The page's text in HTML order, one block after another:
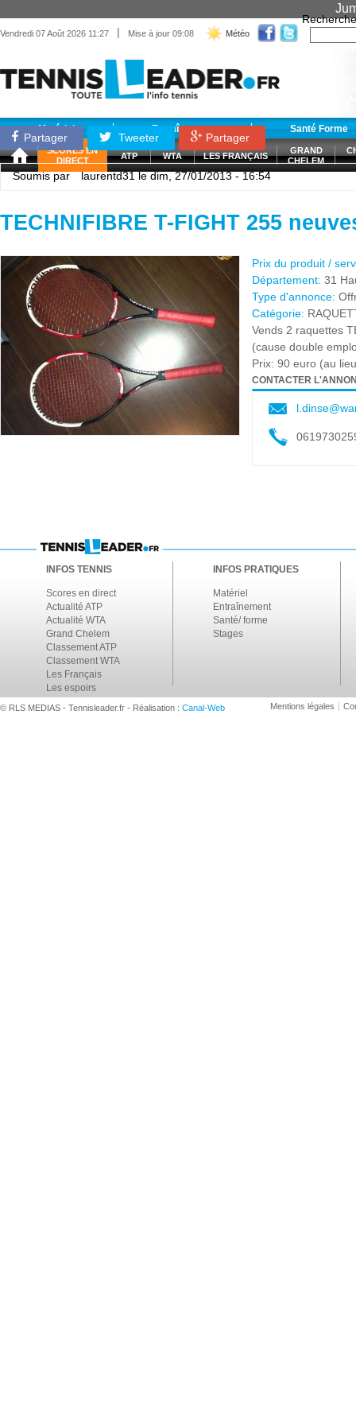
Vendredi 07 Août 2026 11:27 | Mise à jour 09:08 Météo
Matériel Entraînement Santé Forme
SCORES EN
DIRECT
ATP WTA LES FRANÇAIS
GRAND
CHELEM
Partager Tweeter Partager
Soumis par laurentd31le dim, 27/01/2013 - 16:54
TECHNIFIBRE T-FIGHT 255
Prix du produit /
Département: 31
Type d'annonce:
Catégorie:
Vends 2 raquettes
(cause double
Prix: 90 euro (au
CONTACTER
INFOS TENNIS
Scores en direct
Actualité ATP
Actualité WTA
Grand Chelem
Classement ATP
Classement WTA
Les Français
Les espoirs
INFOS PRATIQUES
Matériel
Entraînement
Santé/ forme
Stages
© RLS MEDIAS - Tennisleader.fr - Réalisation : Canal-Web Mentions légales